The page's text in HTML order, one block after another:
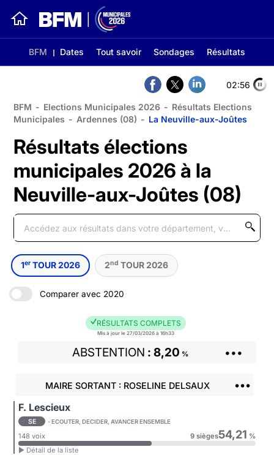
BFM Dates Tout savoir Sondages Résultats
02:56
BFM - Elections Municipales 2026 - Résultats Elections
Municipales - Ardennes (08) - La Neuville-aux-Joûtes
Résultats élections
municipales 2026 à la
Neuville-aux-Joûtes (08)
1er TOUR 2026 2nd TOUR 2026
Comparer avec 2020
RÉSULTATS COMPLETS
Mis à jour le 27/03/2026 à 16h33
ABSTENTION 8,20 % •••
MAIRE SORTANT : ROSELINE DELSAUX •••
F. Lescieux
SE - ECOUTER, DECIDER, AVANCER ENSEMBLE
148 voix 9 sièges54,21 %
► Détail de la liste